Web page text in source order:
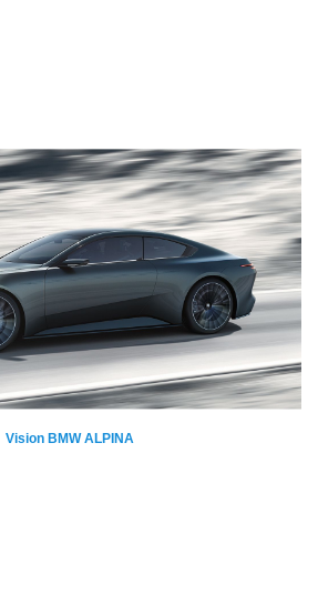
Vision BMW ALPINA